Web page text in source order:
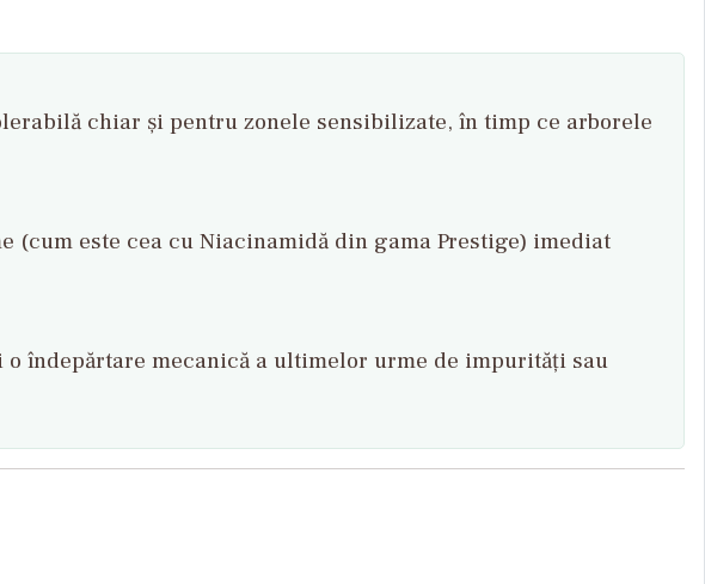
chiar și pentru zonele sensibilizate, în timp ce arborele
este cea cu Niacinamidă din gama Prestige) imediat
îndepărtare mecanică a ultimelor urme de impurități sau